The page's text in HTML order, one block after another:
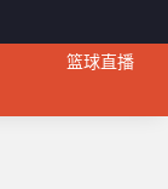
篮球直播